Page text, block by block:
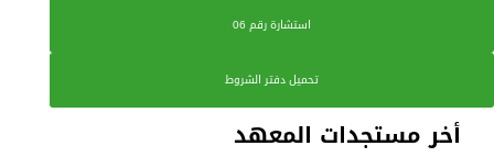
أخر مستجدات المعهد
استشارة رقم 06
تحميل دفتر الشروط